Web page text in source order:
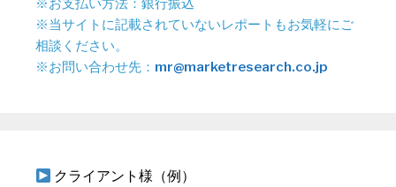
※お支払い方法：銀行振込
※当サイトに記載されていないレポートもお気軽にご
相談ください。
※お問い合わせ先： mr@marketresearch.co.jp
クライアント様（例）